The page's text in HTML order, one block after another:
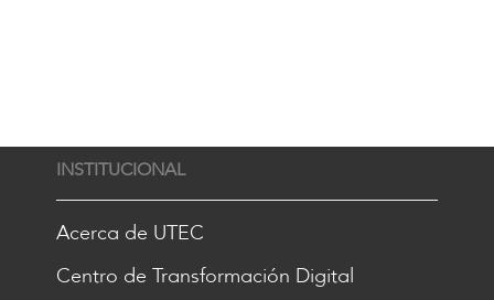
INSTITUCIONAL
Acerca de UTEC
Centro de Transformación Digital